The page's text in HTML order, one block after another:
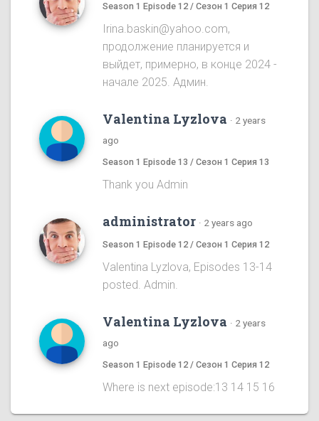
Season 1 Episode 12 / Сезон 1 Серия 12
Irina.baskin@yahoo.com,
продолжение планируется и
выйдет, примерно, в конце 2024 -
начале 2025. Админ.
Valentina Lyzlova · 2 years
ago
Season 1 Episode 13 / Сезон 1 Серия 13
Thank you Admin
administrator · 2 years ago
Season 1 Episode 12 / Сезон 1 Серия 12
Valentina Lyzlova, Episodes 13-14
posted. Admin.
Valentina Lyzlova · 2 years
ago
Season 1 Episode 12 / Сезон 1 Серия 12
Where is next episode:13 14 15 16